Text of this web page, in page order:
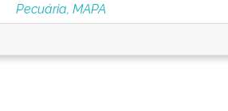
Pecuária, MAPA